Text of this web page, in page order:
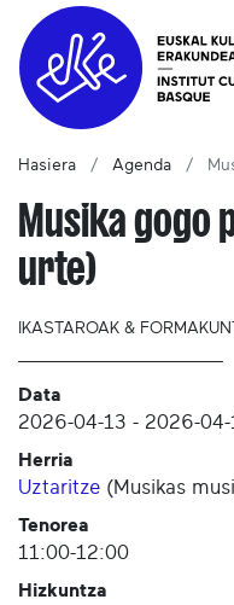
Hasiera Agenda
Musika gogo
urte)
IKASTAROAK &
Data
2026-04-13 - 2026-04-
Herria
Uztaritze (Musikas
Tenorea
11:00-12:00
Hizkuntza